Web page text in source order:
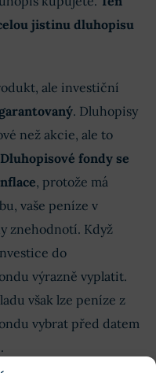
jistinu dluhopisu
ale investiční
. Dluhopisy
než akcie, ale to
Dluhopisové fondy se
, protože má
vaše peníze v
znehodnotí. Když
do
výrazně vyplatit.
však lze peníze z
vybrat před datem